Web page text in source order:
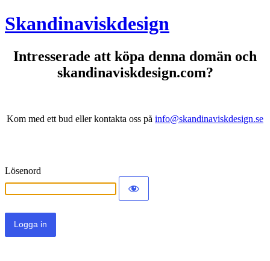
Skandinaviskdesign
Intresserade att köpa denna domän och
skandinaviskdesign.com?
Kom med ett bud eller kontakta oss på info@skandinaviskdesign.se
Lösenord